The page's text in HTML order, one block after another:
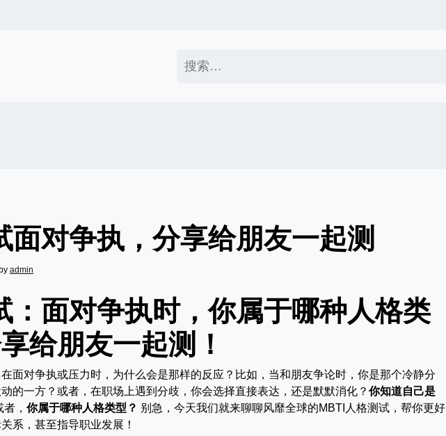
索：
面对争执，分享给朋友一起测
by admin
：面对争执时，你属于哪种人格类
给朋友一起测！
面对争执或压力时，为什么会是那样的反应？比如，当和朋友争论时，你是那个冷静分
的一方？或者，在职场上遇到分歧，你会选择直接表达，还是默默消化？ 你知道自己是
者， 你属于哪种人格类型？ 别急，今天我们就来聊聊风靡全球的MBTI人格测试，帮你更好
系，甚至指导职业发展！